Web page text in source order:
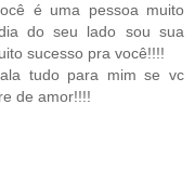
é uma pessoa muito
do seu lado sou sua
sucesso pra você!!!!
tudo para mim se vc
de amor!!!!